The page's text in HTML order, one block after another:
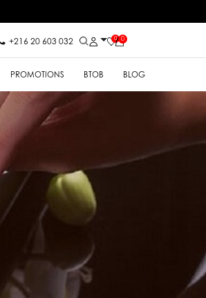
+216 20 603 032 0 0
PROMOTIONS BTOB BLOG